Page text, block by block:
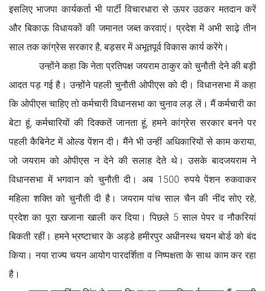
इसलिए भाजपा कार्यकर्ता भी पार्टी विचारधारा से ऊपर उठकर मतदान करें
और बिकाऊ विधायकों की जमानत जब्त करवाएं। प्रदेश में अभी साढ़े तीन
साल तक कांग्रेस सरकार है, बड़सर में अभूतपूर्व विकास कार्य करेंगे।
उन्होंने कहा कि नेता प्रतिपक्ष जयराम ठाकुर को चुनौती देने की बड़ी
आदत पड़ गई है। उन्होंने पहली चुनौती ओपीएस को दी। विधानसभा में कहा
कि ओपीएस चाहिए तो कर्मचारी विधानसभा का चुनाव लड़ लें। मैं कर्मचारी का
बेटा हूं, कर्मचारियों की दिक्कतें जानता हूं, हमने कांग्रेस सरकार बनने पर
पहली कैबिनेट में ओल्ड पेंशन दी। मैंने भी उन्हीं अधिकारियों से काम कराया,
जो जयराम को ओपीएस न देने की सलाह देते थे। उसके बादजयराम ने
विधानसभा में भगवान को चुनौती दी। अब 1500 रुपये पेंशन रुकवाकर
महिला शक्ति को चुनौती दी है। जयराम पांच साल चैन की नींद सोए रहे,
प्रदेश का पूरा खजाना खाली कर दिया। पिछले 5 साल पेपर व नौकरियां
बिकती रहीं। हमने भ्रष्टाचार के अड्डे हमीरपुर अधीनस्थ चयन बोर्ड को बंद
किया। नया राज्य चयन आयोग पारदर्शिता व निष्पक्षता के साथ काम कर रहा
है।